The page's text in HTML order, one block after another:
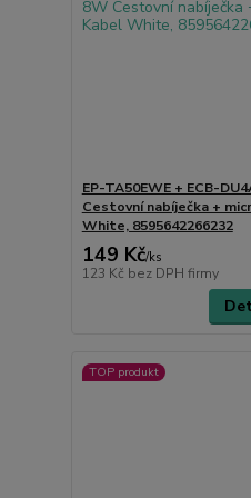
EP-TA50EWE + ECB-
Cestovní nabíječka +
White, 8595642266232
149 Kč/ks
123 Kč bez DPH firmy
TOP produkt